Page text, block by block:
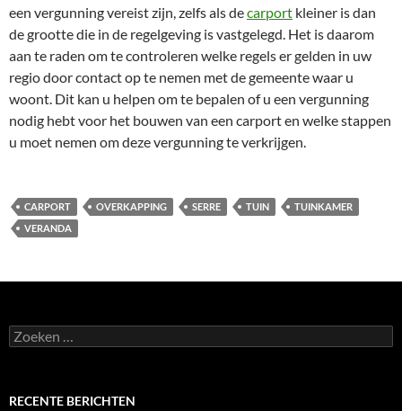
een vergunning vereist zijn, zelfs als decarport kleiner is dan
de grootte die in de regelgeving is vastgelegd. Het is daarom
aan te raden om te controleren welke regels er gelden in uw
regio door contact op te nemen met de gemeente waar u
woont. Dit kan u helpen om te bepalen of u een vergunning
nodig hebt voor het bouwen van een carport en welke stappen
u moet nemen om deze vergunning te verkrijgen.
CARPORT OVERKAPPING SERRE TUIN
TUINKAMER
VERANDA
Zoeken
naar:
RECENTE BERICHTEN